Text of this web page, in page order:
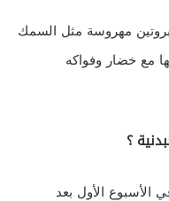
مهروسة مثل السمك
مع خضار وفواكه
؟
الأول بعد